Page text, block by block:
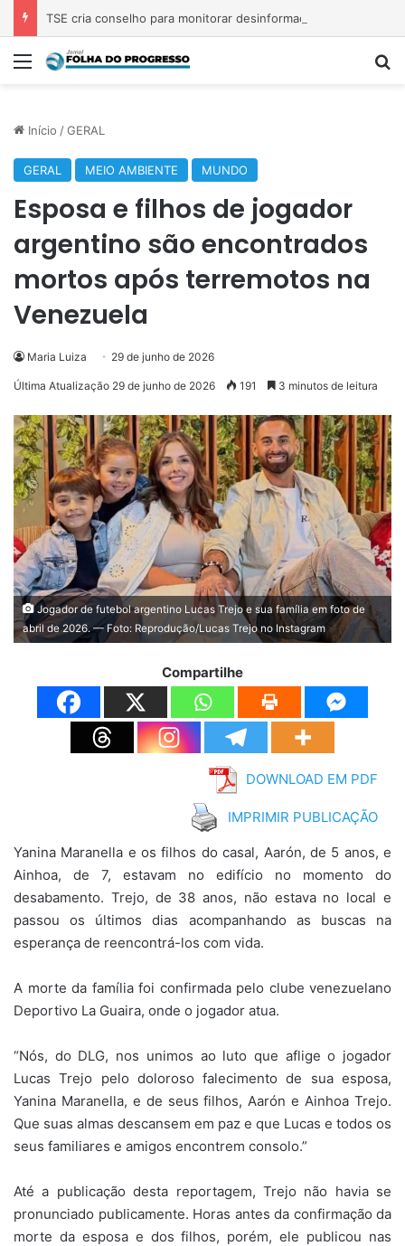
Menu
Início /GERAL
GERAL MEIO AMBIENTE MUNDO
Esposa e filhos de jogador
argentino são encontrados
mortos após terremotos na
Venezuela
Maria Luiza 29 de junho de 2026
Última Atualização 29 de junho de 2026 191 3 minutos de leitura
Jogador de futebol argentino Lucas Trejo e sua família em foto de
abril de 2026. — Foto: Reprodução/Lucas Trejo no Instagram
Compartilhe
DOWNLOAD EM PDF
IMPRIMIR PUBLICAÇÃO
Yanina Maranella e os filhos do casal, Aarón, de 5 anos, e
Ainhoa, de 7, estavam no edifício no momento do
desabamento. Trejo, de 38 anos, não estava no local e
passou os últimos dias acompanhando as buscas na
esperança de reencontrá-los com vida.
A morte da família foi confirmada pelo clube venezuelano
Deportivo La Guaira, onde o jogador atua.
“Nós, do DLG, nos unimos ao luto que aflige o jogador
Lucas Trejo pelo doloroso falecimento de sua esposa,
Yanina Maranella, e de seus filhos, Aarón e Ainhoa Trejo.
Que suas almas descansem em paz e que Lucas e todos os
seus familiares e amigos encontrem consolo.”
Até a publicação desta reportagem, Trejo não havia se
pronunciado publicamente. Horas antes da confirmação da
morte da esposa e dos filhos, porém, ele publicou nas